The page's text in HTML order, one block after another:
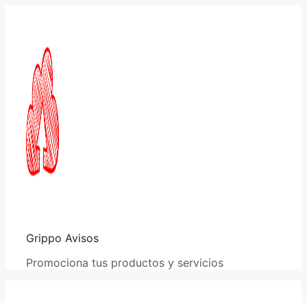
Grippo Avisos
Promociona tus productos y servicios